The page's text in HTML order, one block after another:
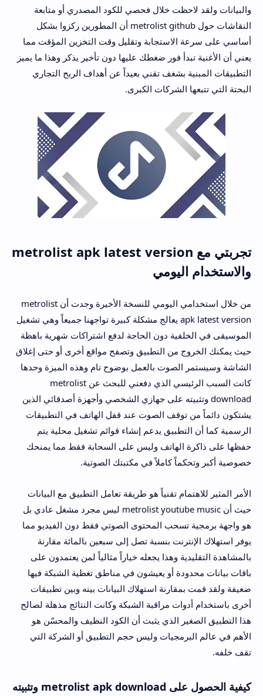
والبيانات ولقد لاحظت خلال فحصي للكود المصدري أو متابعة
النقاشات حول metrolist github أن المطورين ركزوا بشكل
أساسي على سرعة الاستجابة وتقليل وقت التخزين المؤقت مما
يعني أن الأغنية تبدأ فور ضغطك عليها دون تأخير يذكر وهذا ما يميز
التطبيقات المبنية بشغف تقني بعيداً عن أهداف الربح التجاري
البحتة التي تتبعها الشركات الكبرى.
تجربتي مع metrolist apk latest version
والاستخدام اليومي
من خلال استخدامي اليومي للنسخة الأخيرة وجدت أن metrolist
apk latest version يعالج مشكلة كبيرة تواجهنا جميعاً وهي تشغيل
الموسيقى في الخلفية دون الحاجة لدفع اشتراكات شهرية باهظة
حيث يمكنك الخروج من التطبيق وتصفح مواقع أخرى أو حتى إغلاق
الشاشة وسيستمر الصوت بالعمل بوضوح تام وهذه الميزة وحدها
كانت السبب الرئيسي الذي دفعني للبحث عن metrolist
download وتثبيته على جهازي الشخصي وأجهزة أصدقائي الذين
يشتكون دائماً من توقف الصوت عند قفل الهاتف في التطبيقات
الرسمية كما أن التطبيق يدعم إنشاء قوائم تشغيل محلية يتم
حفظها على ذاكرة الهاتف وليس على السحابة فقط مما يمنحك
خصوصية أكبر وتحكماً كاملاً في مكتبتك الصوتية.
الأمر المثير للاهتمام تقنياً هو طريقة تعامل التطبيق مع البيانات
حيث أن metrolist youtube music ليس مجرد مشغل عادي بل
هو واجهة برمجية تسحب المحتوى الصوتي فقط دون الفيديو مما
يوفر استهلاك الإنترنت بنسبة تصل إلى سبعين بالمائة مقارنة
بالمشاهدة التقليدية وهذا يجعله خياراً مثالياً لمن يعتمدون على
باقات بيانات محدودة أو يعيشون في مناطق تغطية الشبكة فيها
ضعيفة ولقد قمت بمقارنة استهلاك البيانات بينه وبين تطبيقات
أخرى باستخدام أدوات مراقبة الشبكة وكانت النتائج مذهلة لصالح
هذا التطبيق الصغير الذي يثبت أن الكود النظيف والمحسّن هو
الأهم في عالم البرمجيات وليس حجم التطبيق أو الشركة التي
تقف خلفه.
كيفية الحصول على metrolist apk download وتثبيته